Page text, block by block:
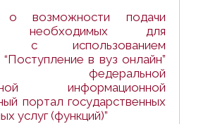
о возможности подачи
необходимых для
с использованием
в вуз онлайн”
федеральной
информационной
портал государственных
услуг (функций)”